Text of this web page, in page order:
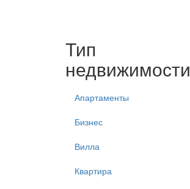
Тип
недвижимости
Апартаменты
Бизнес
Вилла
Квартира